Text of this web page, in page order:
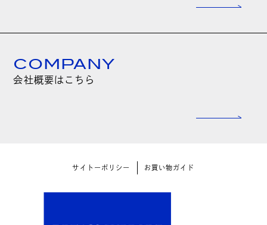
COMPANY
会社概要はこちら
サイトーポリシー お買い物ガイド